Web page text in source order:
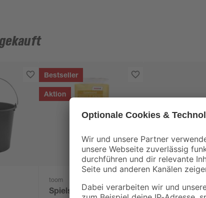
Bestseller
Aktion
toom
Spielsand beige 0-2
Spannanker